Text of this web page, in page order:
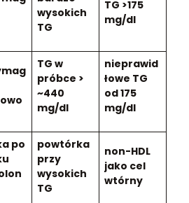
wysokich
TG
TG >175
mg/dl
TG w
próbce >
~440
mg/dl
nieprawid
łowe TG
od 175
mg/dl
po
powtórka
przy
wysokich
TG
non-HDL
jako cel
wtórny